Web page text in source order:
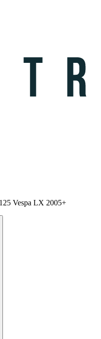
Vespa LX 2005+